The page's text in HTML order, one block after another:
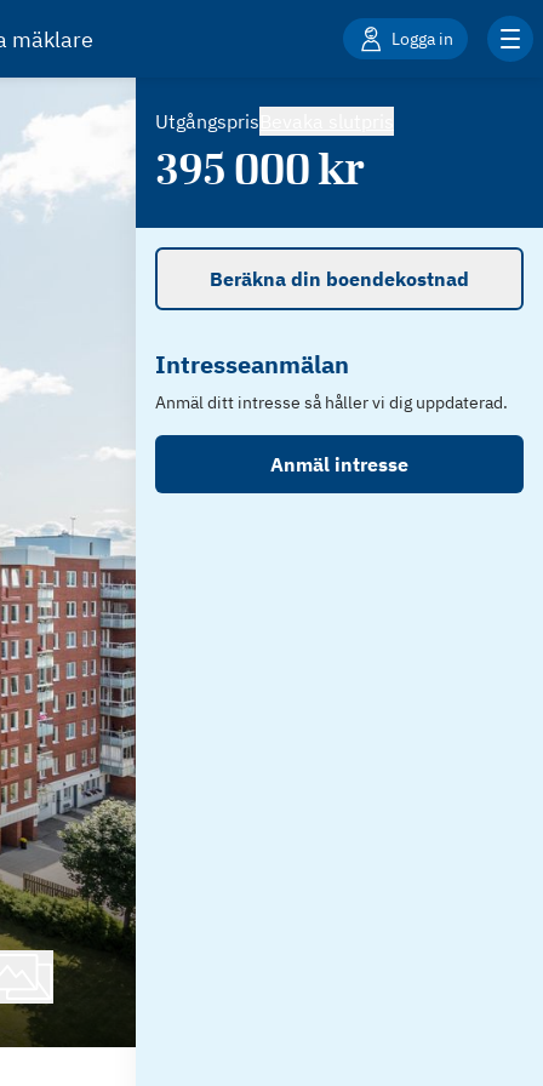
mäklare Logga in
Utgångspris
395 000kr
Beräkna din boendekostnad
Intresseanmälan
Anmäl ditt intresse så håller vi dig uppdaterad.
Anmäl intresse